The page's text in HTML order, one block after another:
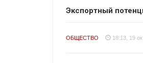
Экспортный
ОБЩЕСТВО 18:13, 19